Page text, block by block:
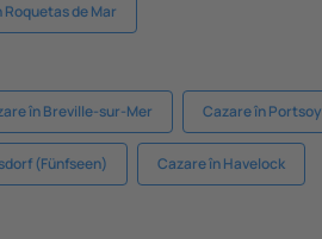
Roquetas de Mar
în Breville-sur-Mer Cazare în Portsoy
(Fünfseen) Cazare în Havelock